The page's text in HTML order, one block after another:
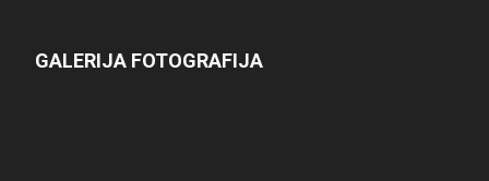
GALERIJA FOTOGRAFIJA